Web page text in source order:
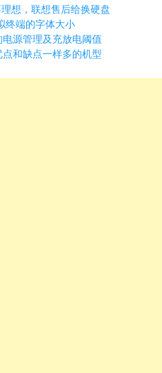
想，联想售后给换硬盘
终端的字体大小
源管理及充放电阈值
和缺点一样多的机型